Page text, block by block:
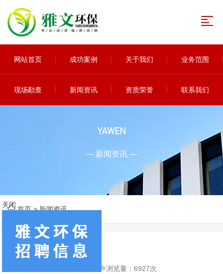
网站首页 成功案例 关于我们 业务范围
现场勘查 新闻资讯 资质荣誉 联系我们
YAWEN
— 新闻资讯 —
首页>新闻资讯
招聘信息
浏览量：6927次
关闭